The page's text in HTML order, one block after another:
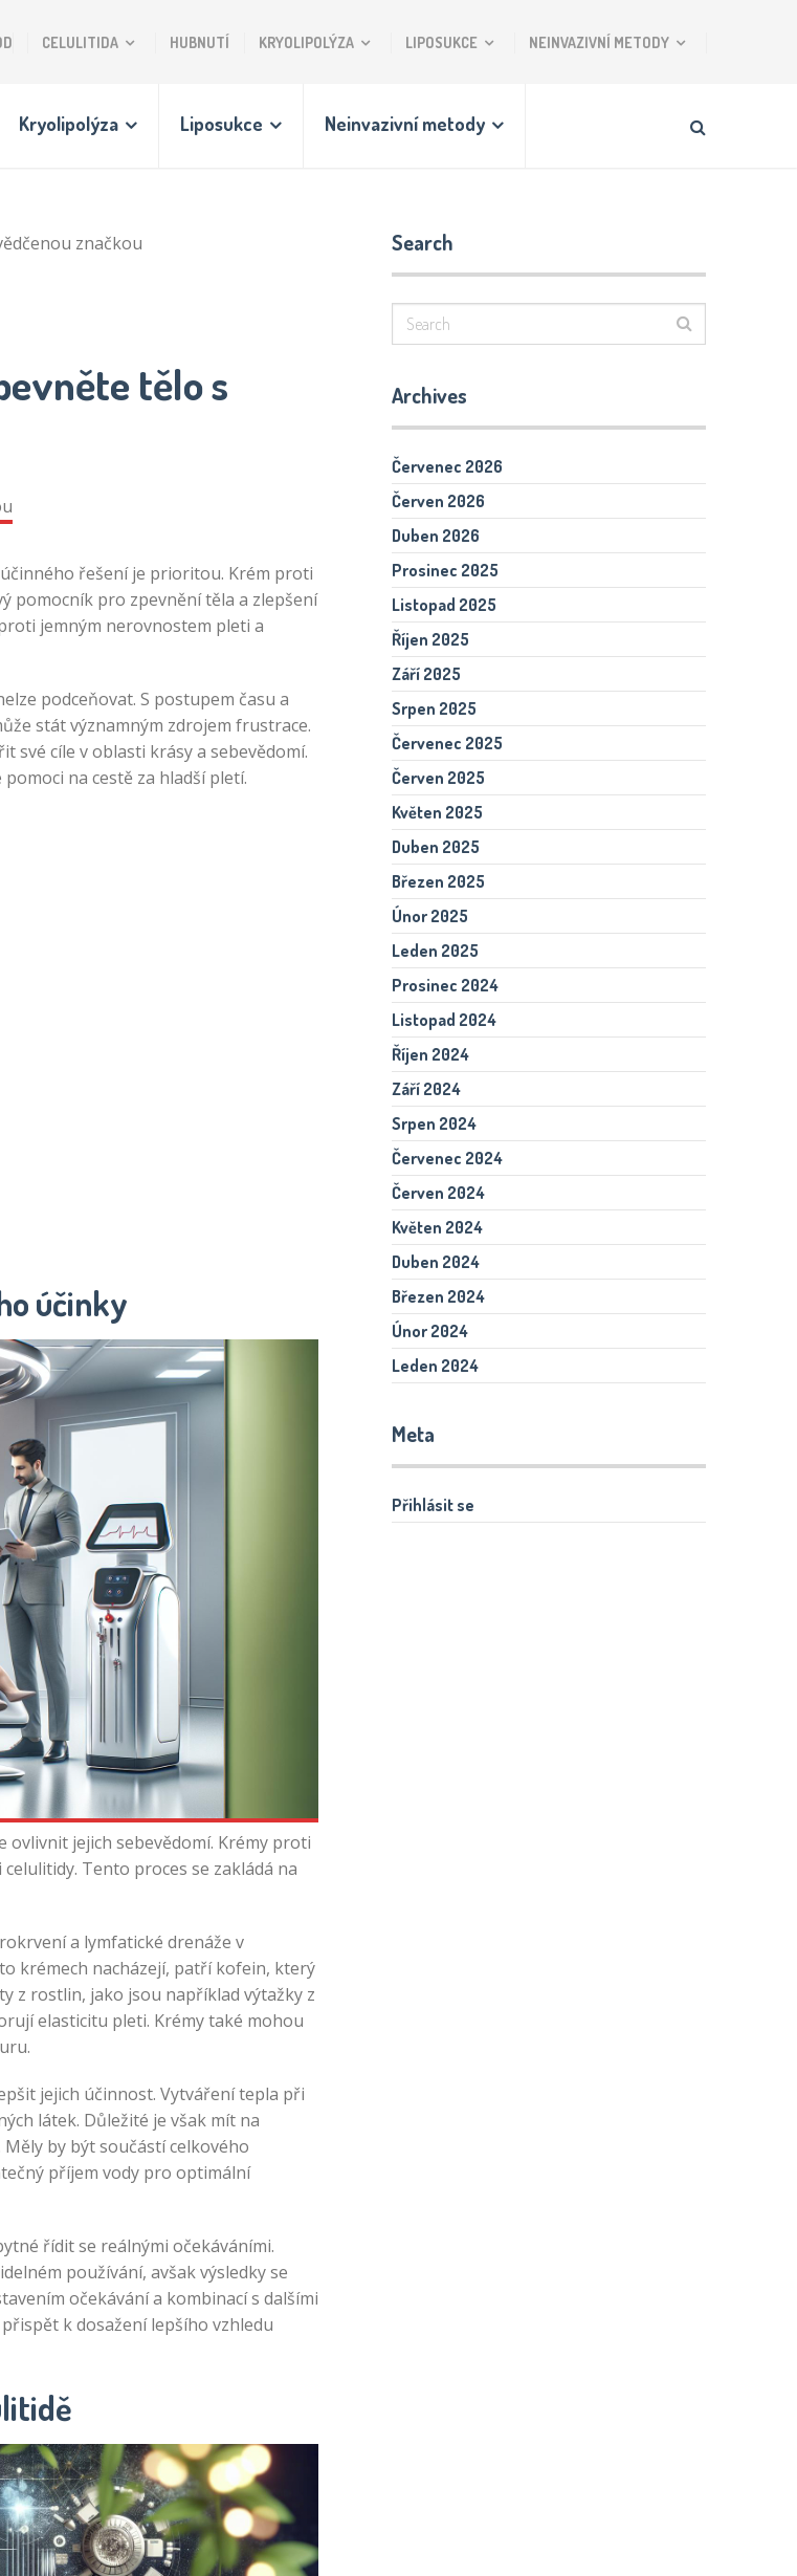
CELULITIDA HUBNUTÍ KRYOLIPOLÝZA LIPOSUKCE NEINVAZIVNÍ METODY
Kryolipolýza Liposukce Neinvazivní metody
značkou
tělo s
řešení je prioritou. Krém proti
pomocník pro zpevnění těla a zlepšení
jemným nerovnostem pleti a
podceňovat. S postupem času a
stát významným zdrojem frustrace.
své cíle v oblasti krásy a sebevědomí.
na cestě za hladší pletí.
účinky
jejich sebevědomí. Krémy proti
Tento proces se zakládá na
a lymfatické drenáže v
krémech nacházejí, patří kofein, který
z rostlin, jako jsou například výtažky z
elasticitu pleti. Krémy také mohou
jejich účinnost. Vytváření tepla při
látek. Důležité je však mít na
by být součástí celkového
příjem vody pro optimální
řídit se reálnými očekáváními.
používání, avšak výsledky se
očekávání a kombinací s dalšími
k dosažení lepšího vzhledu
Search
Archives
Červenec 2026
Červen 2026
Duben 2026
Prosinec 2025
Listopad 2025
Říjen 2025
Září 2025
Srpen 2025
Červenec 2025
Červen 2025
Květen 2025
Duben 2025
Březen 2025
Únor 2025
Leden 2025
Prosinec 2024
Listopad 2024
Říjen 2024
Září 2024
Srpen 2024
Červenec 2024
Červen 2024
Květen 2024
Duben 2024
Březen 2024
Únor 2024
Leden 2024
Meta
Přihlásit se